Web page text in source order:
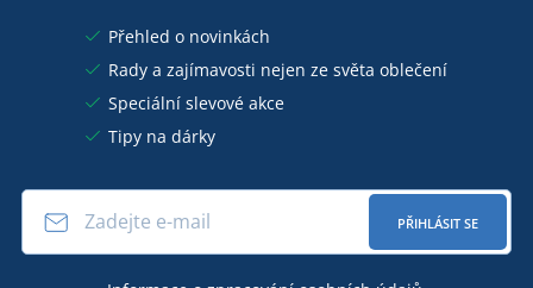
Přehled o novinkách
Rady a zajímavosti nejen ze světa oblečení
Speciální slevové akce
Tipy na dárky
PŘIHLÁSIT SE